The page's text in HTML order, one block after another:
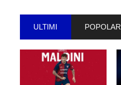
ULTIMI POPOLARI